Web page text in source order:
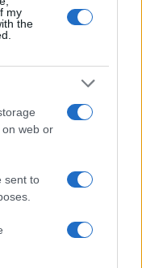
my
the
web or
sent to
presidencial mais
anúncios de casas de
transformando a